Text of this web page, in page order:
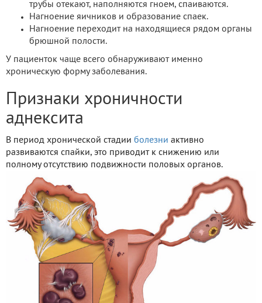
трубы отекают, наполняются гноем, спаиваются.
Нагноение яичников и образование спаек.
Нагноение переходит на находящиеся рядом органы
брюшной полости.
У пациенток чаще всего обнаруживают именно
хроническую форму заболевания.
Признаки хроничности
аднексита
В период хронической стадии болезни активно
развиваются спайки, это приводит к снижению или
полному отсутствию подвижности половых органов.